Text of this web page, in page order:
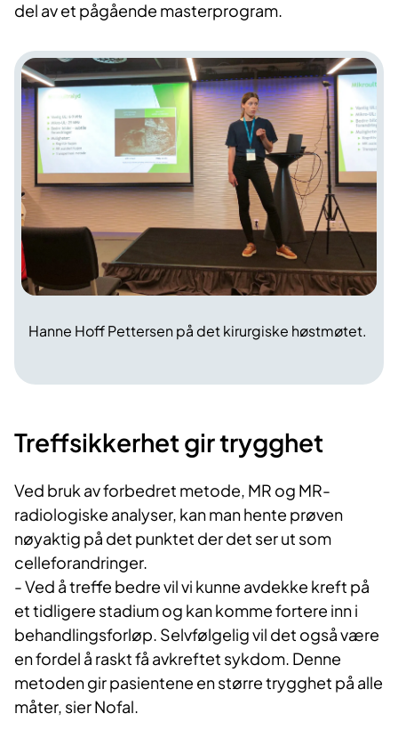
del av et pågående masterprogram.
Hanne Hoff Pettersen på det kirurgiske høstmøtet.
Treffsikkerhet ​gir trygghet
Ved bruk av forbedret metode, MR og MR-
radiologiske analyser, kan man hente prøven
nøyaktig på det punktet der det ser ut som
celleforandringer.
- Ved å treffe bedre vil vi kunne avdekke kreft på
et tidligere stadium og kan komme fortere inn i
behandlingsforløp. Selvfølgelig vil det også være
en fordel å raskt få avkreftet sykdom. Denne
metoden gir pasientene en større trygghet på alle
måter, sier Nofal.